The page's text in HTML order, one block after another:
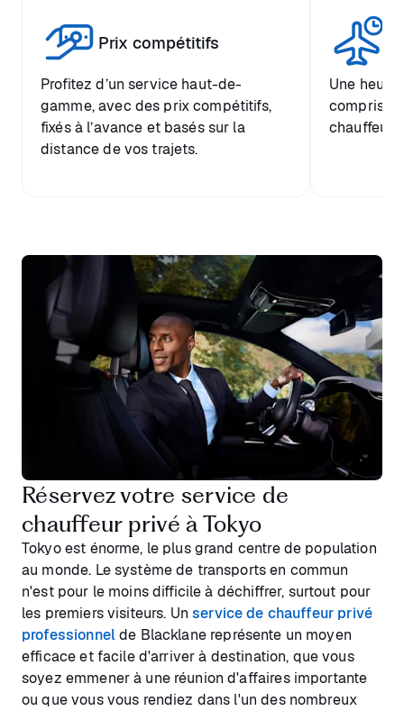
Prix compétitifs
Profitez d’un service haut-de-
gamme, avec des prix compétitifs,
fixés à l’avance et basés sur la
distance de vos trajets.
Une heure
comprise
chauffeur.
Réservez votre service de
chauffeur privé à Tokyo
Tokyo est énorme, le plus grand centre de population
au monde. Le système de transports en commun
n'est pour le moins difficile à déchiffrer, surtout pour
les premiers visiteurs. Unservice de chauffeur privé
professionnelde Blacklane représente un moyen
efficace et facile d'arriver à destination, que vous
soyez emmener à une réunion d'affaires importante
ou que vous vous rendiez dans l'un des nombreux